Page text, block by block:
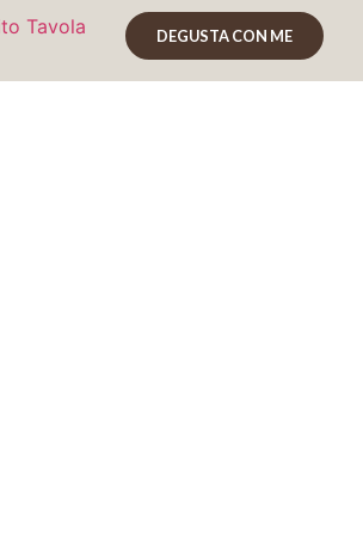
DEGUSTA CON ME